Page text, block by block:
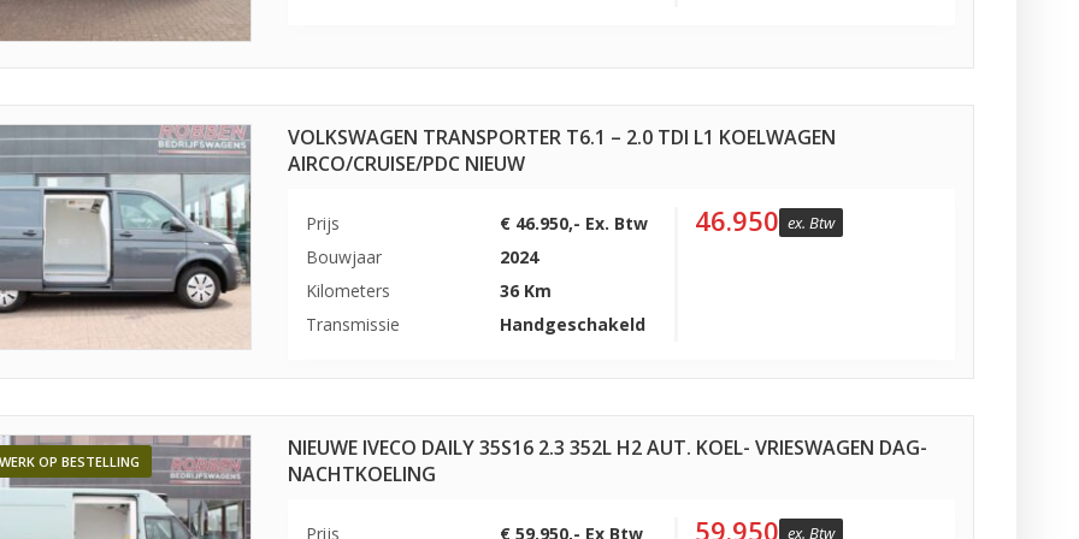
VOLKSWAGEN TRANSPORTER T6.1 – 2.0 TDI L1 KOELWAGEN
AIRCO/CRUISE/PDC NIEUW
Prijs
€ 46.950,- Ex. Btw
Bouwjaar
2024
Kilometers
36 Km
Transmissie
Handgeschakeld
46.950 ex. Btw
OP BESTELLING
NIEUWE IVECO DAILY 35S16 2.3 352L H2 AUT. KOEL- VRIESWAGEN DAG-
NACHTKOELING
Prijs
€ 59.950,- Ex Btw
59.950 ex. Btw